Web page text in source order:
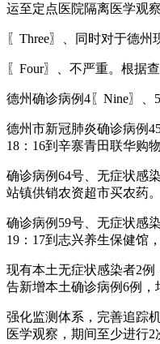
运至定点医院隔离医学观察
〖Three〗、同时对于德
〖Four〗、不严重。根据
德州确诊病例4〖Nine〗、
德州市新冠肺炎确诊病例
18：16到辛寨青田联华购
确诊病例64号、无症状感
站镇供销农资超市买农药
确诊病例59号、无症状感
19：17到志兴养生保健馆
现有本土无症状感染者2例
告新增本土确诊病例6例，
强化监测体系，完善追踪
医学观察，期间至少进行2